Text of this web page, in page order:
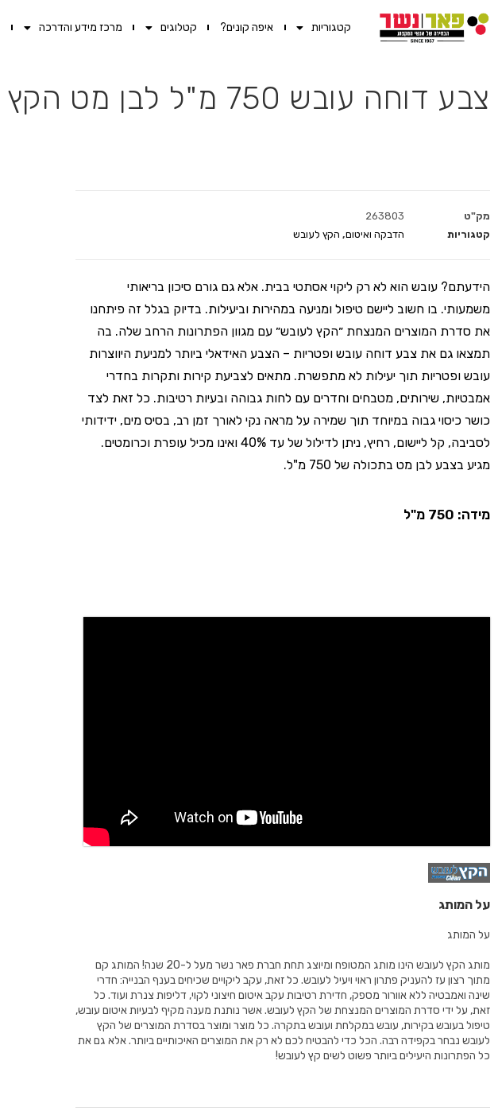
קטגוריות איפה קונים? קטלוגים מרכז מידע והדרכה
צבע דוחה עובש 750 מ"ל לבן מט הקץ לעובש
מק"ט
263803
קטגוריות
הדבקה ואיטום, הקץ לעובש
הידעתם? עובש הוא לא רק ליקוי אסתטי בבית. אלא גם גורם סיכון בריאותי
משמעותי. בו חשוב ליישם טיפול ומניעה במהירות וביעילות. בדיוק בגלל זה פיתחנו
את סדרת המוצרים המנצחת ״הקץ לעובש״ עם מגוון הפתרונות הרחב שלה. בה
תמצאו גם את צבע דוחה עובש ופטריות – הצבע האידאלי ביותר למניעת היווצרות
עובש ופטריות תוך יעילות לא מתפשרת. מתאים לצביעת קירות ותקרות בחדרי
אמבטיות, שירותים, מטבחים וחדרים עם לחות גבוהה ובעיות רטיבות. כל זאת לצד
כושר כיסוי גבוה במיוחד תוך שמירה על מראה נקי לאורך זמן רב, בסיס מים, ידידותי
לסביבה, קל ליישום, רחיץ, ניתן לדילול של עד 40% ואינו מכיל עופרת וכרומטים.
מגיע בצבע לבן מט בתכולה של 750 מ"ל.
מידה: 750 מ"ל
על המותג
על המותג
מותג הקץ לעובש הינו מותג המטופח ומיוצג תחת חברת פאר נשר מעל ל-20 שנה! המותג קם
מתוך רצון עז להעניק פתרון ראוי ויעיל לעובש. כל זאת, עקב ליקויים שכיחים בענף הבנייה: חדרי
שינה ואמבטיה ללא אוורור מספק, חדירת רטיבות עקב איטום חיצוני לקוי, דליפות צנרת ועוד. כל
זאת, על ידי סדרת המוצרים המנצחת של הקץ לעובש. אשר נותנת מענה מקיף לבעיות איטום עובש,
טיפול בעובש בקירות, עובש במקלחת ועובש בתקרה. כל מוצר ומוצר בסדרת המוצרים של הקץ
לעובש נבחר בקפידה רבה. הכל כדי להבטיח לכם לא רק את המוצרים האיכותיים ביותר. אלא גם את
כל הפתרונות היעילים ביותר פשוט לשים קץ לעובש!